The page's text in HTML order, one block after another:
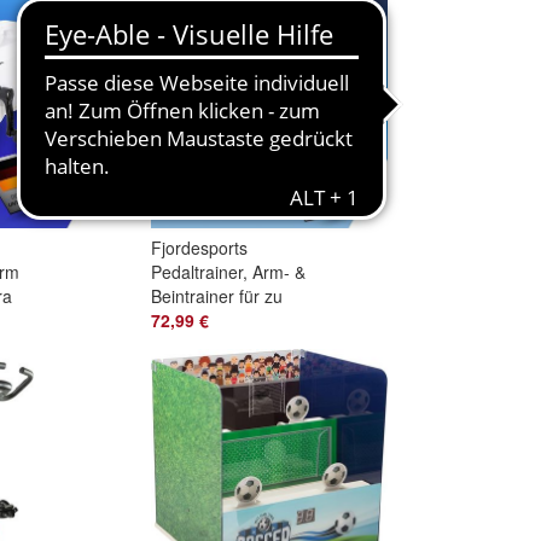
Fjordesports
Pedaltrainer, Arm- &
Beintrainer für zu
Hause, leiser Mini-
72,99 €